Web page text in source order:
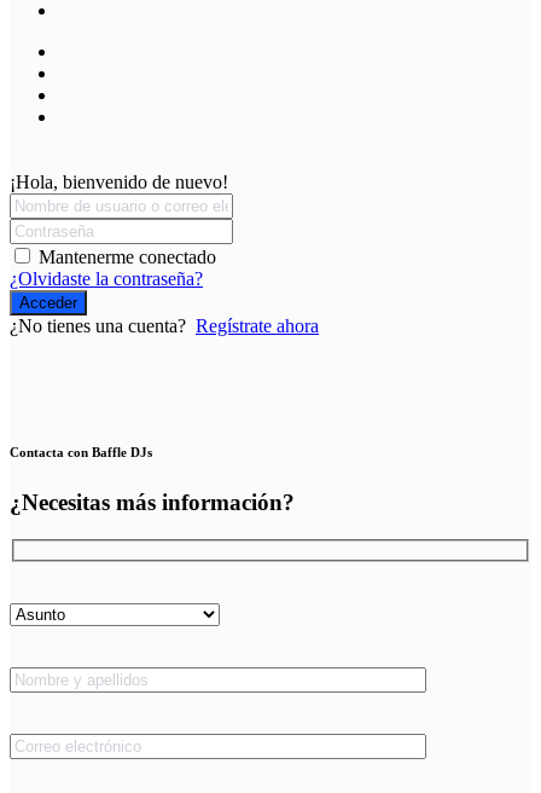
¡Hola, bienvenido de nuevo!
Mantenerme conectado
¿Olvidaste la contraseña?
Acceder
¿No tienes una cuenta? Regístrate ahora
Contacta con Baffle DJs
¿Necesitas más información?